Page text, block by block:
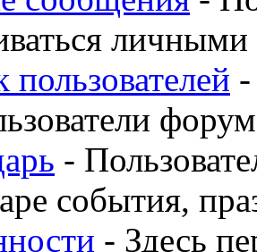
пользователей
-
события,
- Здесь